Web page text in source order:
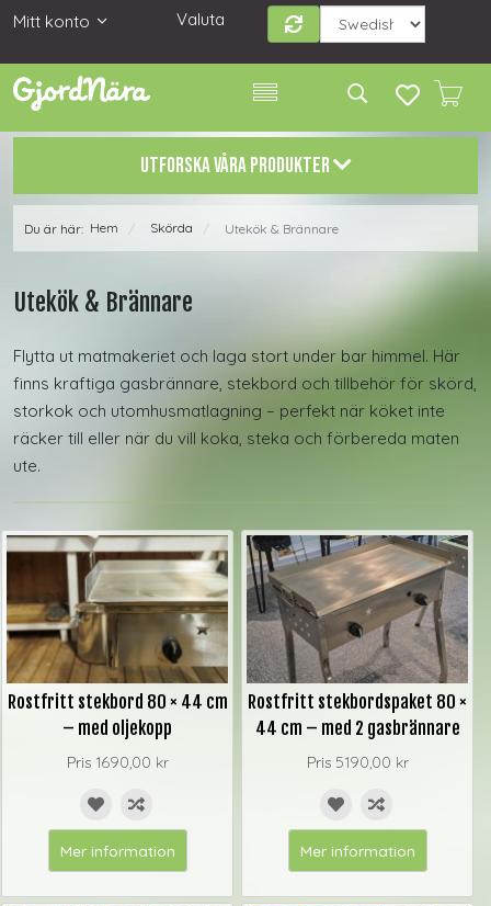
Mitt konto Valuta
UTFORSKA VÅRA PRODUKTER
Du är här: Hem Skörda / Utekök & Brännare
Utekök & Brännare
Flytta ut matmakeriet och laga stort under bar himmel. Här
finns kraftiga gasbrännare, stekbord och tillbehör för skörd,
storkok och utomhusmatlagning – perfekt när köket inte
räcker till eller när du vill koka, steka och förbereda maten
ute.
Rostfritt stekbord 80 × 44 cm
– med oljekopp
Pris 1690,00 kr
Mer information
Rostfritt stekbordspaket 80 ×
44 cm – med 2 gasbrännare
Pris 5190,00 kr
Mer information